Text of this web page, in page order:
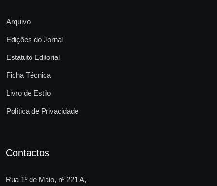
Arquivo
Edições do Jornal
Estatuto Editorial
Ficha Técnica
Livro de Estilo
Política de Privacidade
Contactos
Rua 1º de Maio, nº 221 A,